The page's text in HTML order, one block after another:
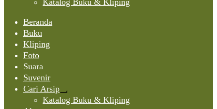
Katalog Buku & Kliping
Beranda
Buku
Kliping
Foto
Suara
Suvenir
Cari Arsip
Expand
child
Katalog Buku & Kliping